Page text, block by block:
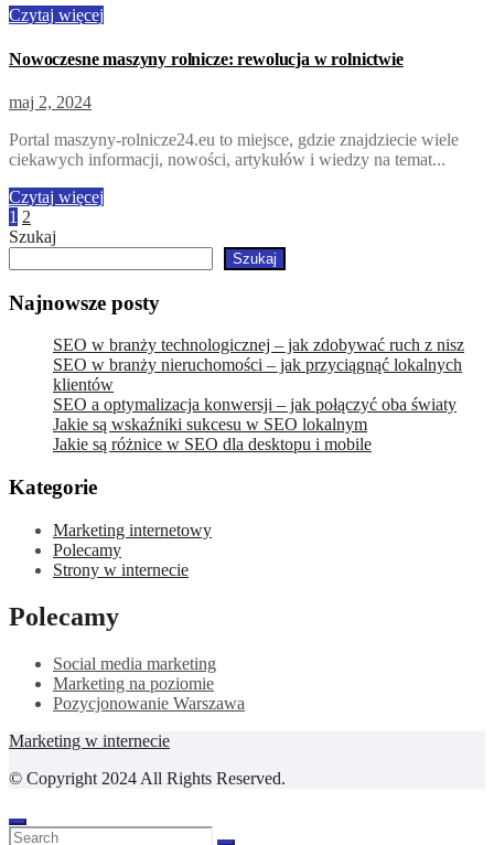
Czytaj więcej
Nowoczesne maszyny rolnicze: rewolucja w rolnictwie
maj 2, 2024
Portal maszyny-rolnicze24.eu to miejsce, gdzie znajdziecie wiele
ciekawych informacji, nowości, artykułów i wiedzy na temat...
Czytaj więcej
Stronicowanie
wpisów
1 2
Szukaj
Szukaj
Najnowsze posty
SEO w branży technologicznej – jak zdobywać ruch z nisz
SEO w branży nieruchomości – jak przyciągnąć lokalnych
klientów
SEO a optymalizacja konwersji – jak połączyć oba światy
Jakie są wskaźniki sukcesu w SEO lokalnym
Jakie są różnice w SEO dla desktopu i mobile
Kategorie
Marketing internetowy
Polecamy
Strony w internecie
Polecamy
Social media marketing
Marketing na poziomie
Pozycjonowanie Warszawa
Marketing w internecie
© Copyright 2024 All Rights Reserved.